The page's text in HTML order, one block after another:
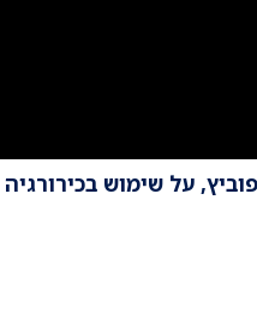
על שימוש בכירורגיה